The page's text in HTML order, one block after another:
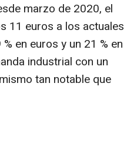
marzo de 2020, el
11 euros a los actuales
en euros y un 21 % en
industrial con un
tan notable que